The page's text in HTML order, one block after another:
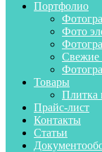
Портфолио
Фото
Свежие
Товары
Плитка
Прайс-лист
Контакты
Статьи